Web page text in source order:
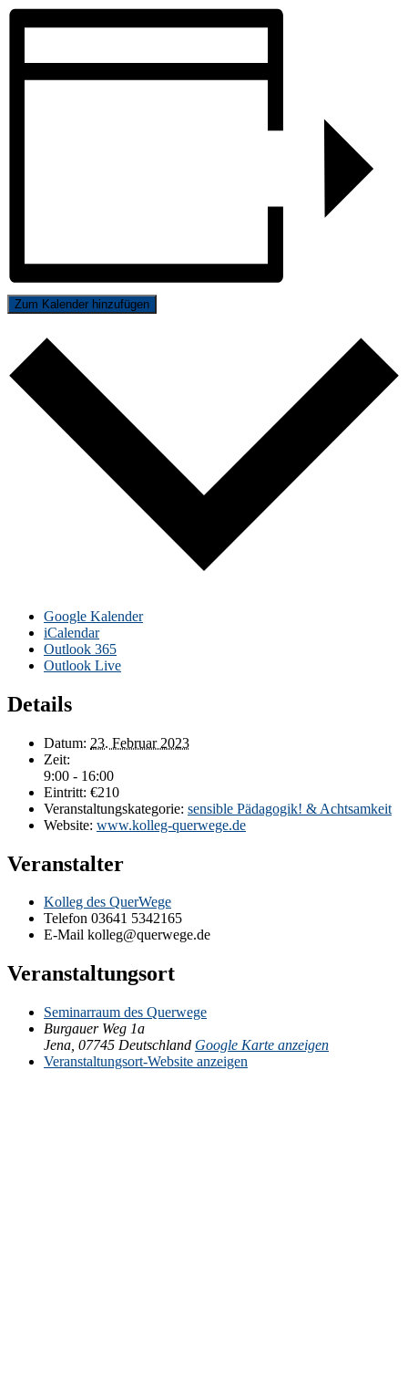
Zum Kalender hinzufügen
Google Kalender
iCalendar
Outlook 365
Outlook Live
Details
Datum: 23. Februar 2023
Zeit:
9:00 - 16:00
Eintritt: €210
Veranstaltungskategorie: sensible Pädagogik! & Achtsamkeit
Website: www.kolleg-querwege.de
Veranstalter
Kolleg des QuerWege
Telefon 03641 5342165
E-Mail kolleg@querwege.de
Veranstaltungsort
Seminarraum des Querwege
Burgauer Weg 1a
Jena 07745 Deutschland Google Karte anzeigen
Veranstaltungsort-Website anzeigen